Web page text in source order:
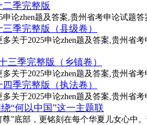
二季完整版
论zhen题及答案,贵州省考申论试题
季完整版（县级卷）
关于2025申论zhen题及答案,贵州省
三季完整版（乡镇卷）
关于2025申论zhen题及答案,贵州省
季完整版（执法卷）
关于2025申论zhen题及答案,贵州省
“何以中国”这一主题联
”底部，更铭刻在每个华夏儿女心中